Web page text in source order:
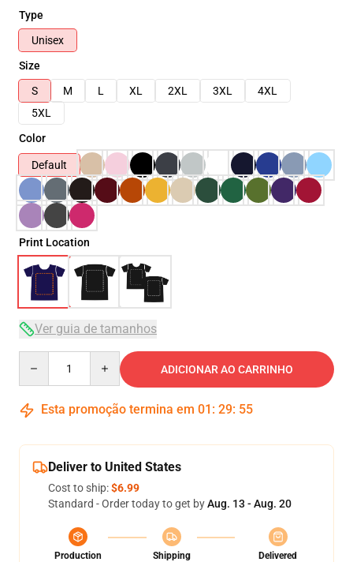
Type
Unisex
Size
S
M L XL 2XL 3XL
4XL
5XL
Color
Default
Print Location
Ver guia de tamanhos
ADICIONAR AO CARRINHO
Esta promoção termina em 01 : 29: 54
Deliver to United States
Cost to ship:$6.99
Standard - Order today to get byAug. 13 - Aug. 20
Production
Shipping
Delivered